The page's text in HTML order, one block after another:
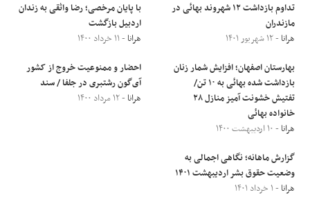
تداوم بازداشت ۱۲ شهروند بهائی در
مازندران
هرانا - ۱۲ شهریور ۱۴۰۱
بهارستان اصفهان؛ افزایش شمار زنان
بازداشت شده بهائی به ۱۰ تن/
تفتیش خشونت آمیز منازل ۲۸
خانواده بهائی
هرانا - ۱۰ اردیبهشت ۱۴۰۰
گزارش ماهانه؛ نگاهی اجمالی به
وضعیت حقوق بشر اردیبهشت ۱۴۰۱
هرانا - ۱ خرداد ۱۴۰۱
با پایان مرخصی؛ رضا واثقی به زندان
اردبیل بازگشت
هرانا - ۱۱ خرداد ۱۴۰۰
احضار و ممنوعیت خروج از کشور
آی‌گون رشتبری در جلفا / سند
هرانا - ۱۲ مرداد ۱۴۰۰